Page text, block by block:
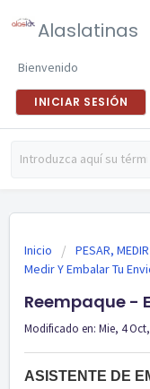
Alaslatinas
Bienvenido
INICIAR SESIÓN
Inicio PESAR,
Medir Y Embalar Tu
Reempaque -
Modificado en: Mie, 4 Oct,
ASISTENTE DE